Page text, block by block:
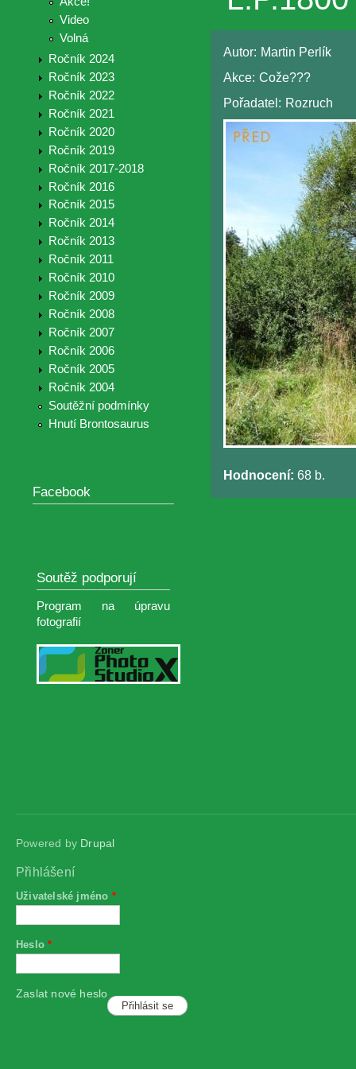
Video
Volná
Ročník 2024
Ročník 2023
Ročník 2022
Ročník 2021
Ročník 2020
Ročník 2019
Ročník 2017-2018
Ročník 2016
Ročník 2015
Ročník 2014
Ročník 2013
Ročník 2011
Ročník 2010
Ročník 2009
Ročník 2008
Ročník 2007
Ročník 2006
Ročník 2005
Ročník 2004
Soutěžní podmínky
Hnutí Brontosaurus
Facebook
Soutěž podporují
Program na úpravu
fotografií
Autor: Martin Perlík
Akce: Cože???
Pořadatel: Rozruch
Hodnocení: 68 b.
Powered by Drupal
Přihlášení
Uživatelské jméno *
Heslo*
Zaslat nové heslo